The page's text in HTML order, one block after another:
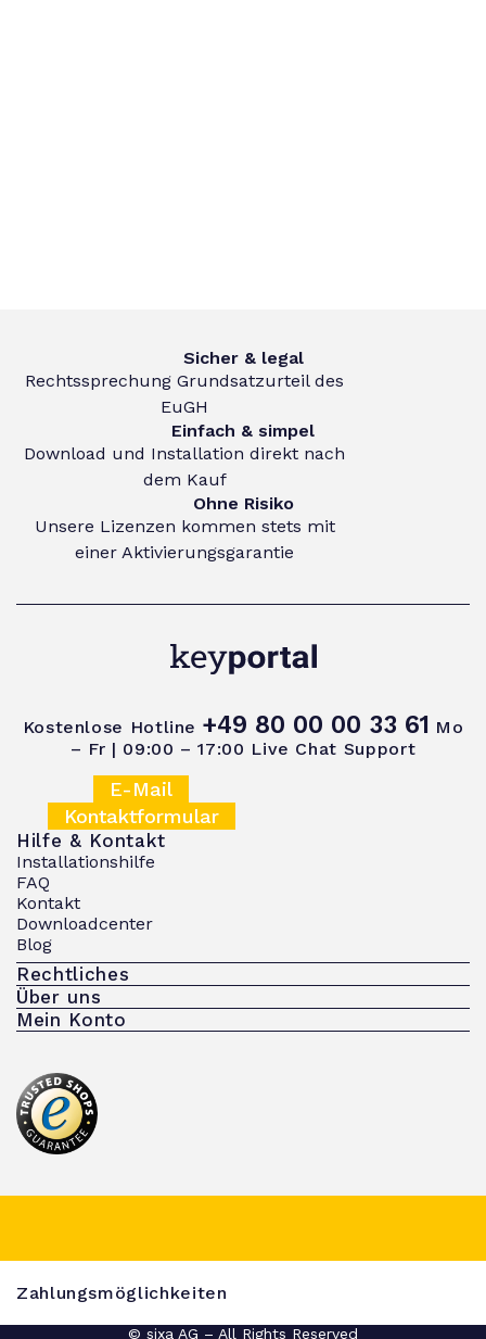
Sicher & legal
Rechtssprechung Grundsatzurteil des
EuGH
Einfach & simpel
Download und Installation direkt nach
dem Kauf
Ohne Risiko
Unsere Lizenzen kommen stets mit
einer Aktivierungsgarantie
Kostenlose Hotline +49 80 00 00 33 61 Mo
– Fr | 09:00 – 17:00 Live Chat Support
E-Mail
Kontaktformular
Hilfe & Kontakt
Installationshilfe
FAQ
Kontakt
Downloadcenter
Blog
Rechtliches
Über uns
Mein Konto
Zahlungsmöglichkeiten
© sixa AG – All Rights Reserved